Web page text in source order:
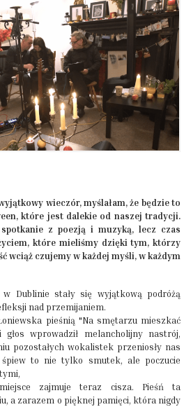
wieczór, myślałam, że będzie to
które jest dalekie od naszej tradycji.
z poezją i muzyką, lecz czas
które mieliśmy dzięki tym, którzy
wciąż czujemy w każdej myśli, w każdym
Dublinie stały się wyjątkową podróżą
nad przemijaniem.
pieśnią "Na smętarzu mieszkać
głos wprowadził melancholijny nastrój,
pozostałych wokalistek przeniosły nas
to nie tylko smutek, ale poczucie
zajmuje teraz cisza. Pieśń ta
a zarazem o pięknej pamięci, która nigdy